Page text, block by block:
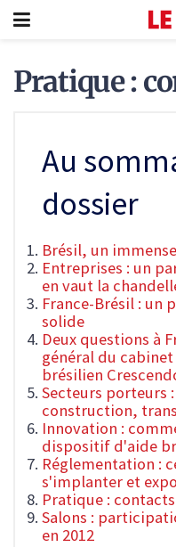
Pratique :
Au
dossier
Brésil, un
Entreprises : un
en vaut la
France-Brésil : un
solide
Deux questions à
général du
brésilien
Secteurs porteurs
construction,
Innovation :
dispositif d'aide
Réglementation :
s'implanter et
Pratique :
Salons :
en 2012